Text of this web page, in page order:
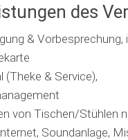
des
& Vorbesprechung,
(Theke & Service),
von Tischen/Stühlen
Soundanlage,